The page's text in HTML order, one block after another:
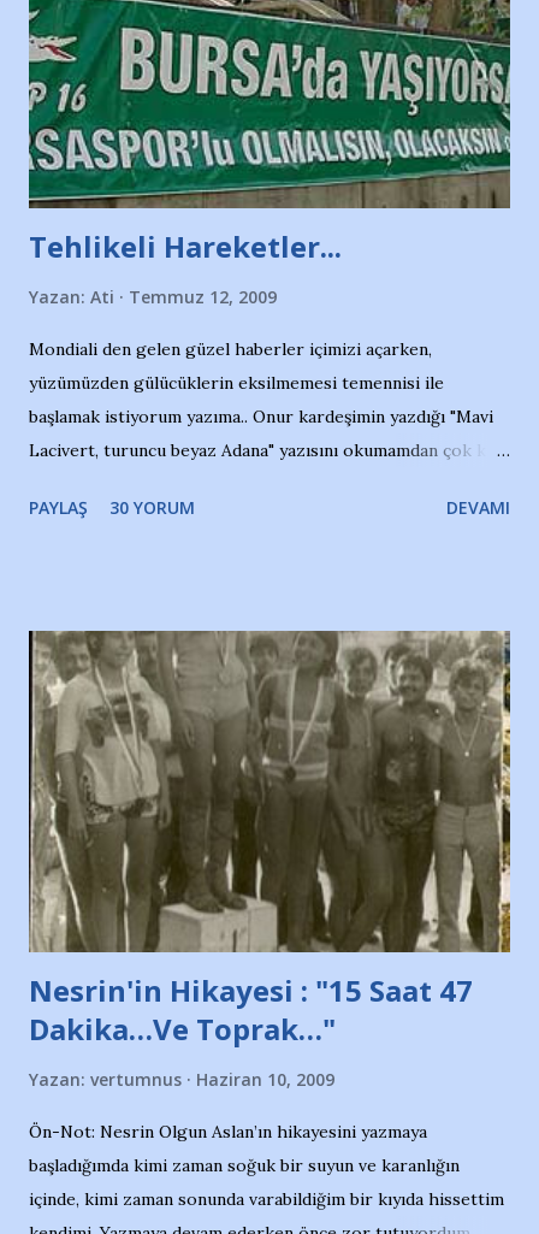
Tehlikeli Hareketler...
Yazan: Ati Temmuz 12, 2009
Mondiali den gelen güzel haberler içimizi açarken,
yüzümüzden gülücüklerin eksilmemesi temennisi ile
başlamak istiyorum yazıma.. Onur kardeşimin yazdığı "Mavi
Lacivert, turuncu beyaz Adana" yazısını okumamdan çok kısa
irkildim.. "Bursasporlu taraftarlar, İstanbul takımlarının
ve ürünlerini Bursa şehrinde görmek istemediklerini bir
protesto eylemiyle açıkladıklarını bildiriyordu.. Bu grup
adına açıklama yapan şahsı muhterem(!) ''Açık ve net olarak
söylüyoruz. Bu son uyarımızdır. Bunun yanısıra, bu takımlara
ait tanıtıcı ilanların asılmasına izin veren Bursa Büyükşehir
Belediyesi ile mağazaların bulunduğu alışveriş merkezlerini
de kınıyoruz'' diye de eklemiş .. Blogumuzda okuduğum bu
yazının hemen ardından bu habe...
PAYLAŞ 30 YORUM DEVAMI
Nesrin'in Hikayesi : "15 Saat 47
Dakika…Ve Toprak…"
Yazan: vertumnus Haziran 10, 2009
Ön-Not: Nesrin Olgun Aslan’ın hikayesini yazmaya
başladığımda kimi zaman soğuk bir suyun ve karanlığın
içinde, kimi zaman sonunda varabildiğim bir kıyıda hissettim